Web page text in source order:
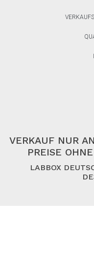
VERKAUF NUR
PREISE
LABBOX